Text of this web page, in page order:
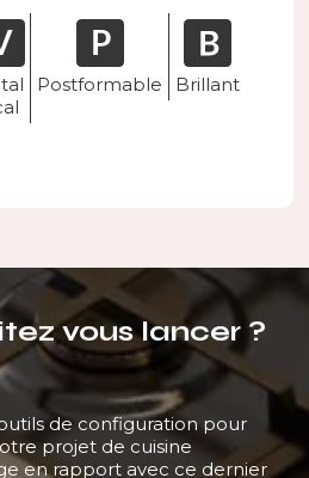
Postformable Brillant
vous lancer ?
de configuration pour
projet de cuisine
en rapport avec ce dernier